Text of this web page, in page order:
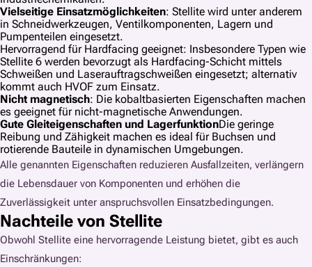
Vielseitige Einsatzmöglichkeiten: Stellite wird unter anderem
in Schneidwerkzeugen, Ventilkomponenten, Lagern und
Pumpenteilen eingesetzt.
Hervorragend für Hardfacing geeignet: Insbesondere Typen wie
Stellite 6 werden bevorzugt als Hardfacing-Schicht mittels
Schweißen und Laserauftragschweißen eingesetzt; alternativ
kommt auch HVOF zum Einsatz.
Nicht magnetisch: Die kobaltbasierten Eigenschaften machen
es geeignet für nicht-magnetische Anwendungen.
Gute Gleiteigenschaften und LagerfunktionDie geringe
Reibung und Zähigkeit machen es ideal für Buchsen und
rotierende Bauteile in dynamischen Umgebungen.
Alle genannten Eigenschaften reduzieren Ausfallzeiten, verlängern
die Lebensdauer von Komponenten und erhöhen die
Zuverlässigkeit unter anspruchsvollen Einsatzbedingungen.
Nachteile von Stellite
Obwohl Stellite eine hervorragende Leistung bietet, gibt es auch
Einschränkungen: